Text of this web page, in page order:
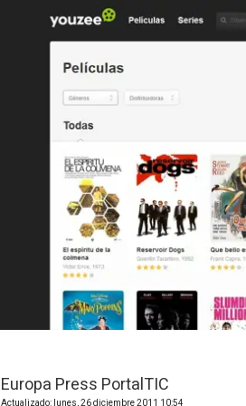
Europa Press PortalTIC
Actualizado: lunes, 26 diciembre 2011 10:54